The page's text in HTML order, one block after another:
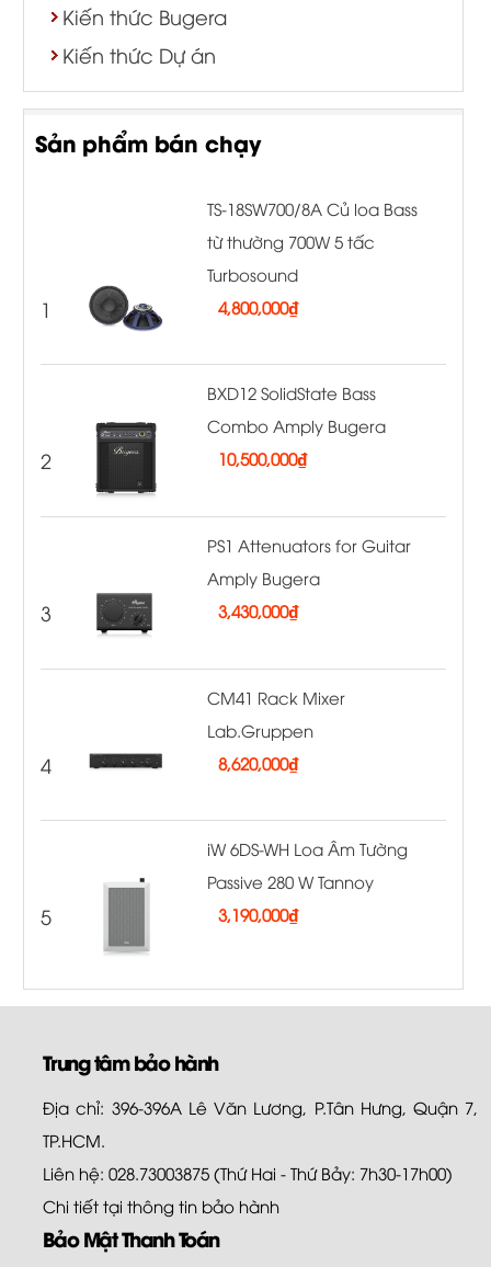
Kiến thức Bugera
Kiến thức Dự án
Sản phẩm bán chạy
1
TS-18SW700/8A Củ loa Bass
từ thường 700W 5 tấc
Turbosound
4,800,000₫
2
BXD12 SolidState Bass
Combo Amply Bugera
10,500,000₫
3
PS1 Attenuators for Guitar
Amply Bugera
3,430,000₫
4
CM41 Rack Mixer
Lab.Gruppen
8,620,000₫
5
iW 6DS-WH Loa Âm Tường
Passive 280 W Tannoy
3,190,000₫
Trung tâm bảo hành
Địa chỉ: 396-396A Lê Văn Lương, P.Tân Hưng, Quận 7,
TP.HCM.
Liên hệ: 028.73003875 (Thứ Hai - Thứ Bảy: 7h30-17h00)
Chi tiết tại thông tin bảo hành
Bảo Mật Thanh Toán